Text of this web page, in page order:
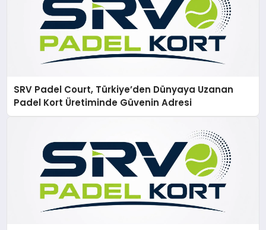
SRV Padel Court, Türkiye’den Dünyaya Uzanan
Padel Kort Üretiminde Güvenin Adresi